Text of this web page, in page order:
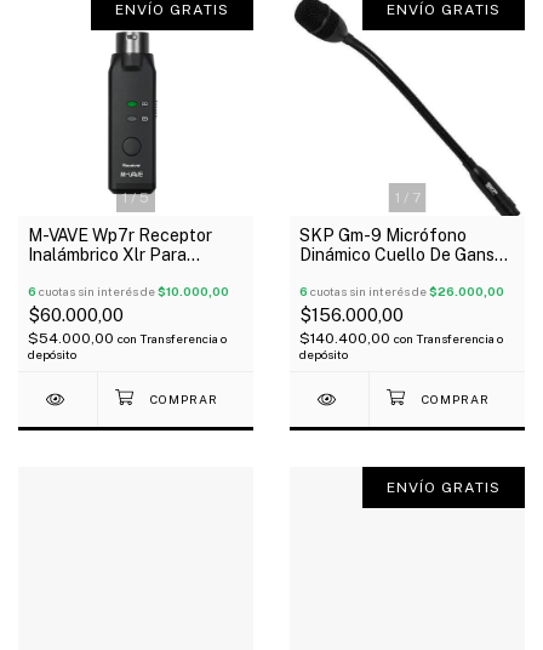
1/5
ENVÍO GRATIS
M-VAVE Wp7r Receptor
Inalámbrico Xlr Para
6 cuotas sin interés de$10.000,00
$60.000,00
$54.000,00 con Transferencia o
depósito
1 / 7
ENVÍO GRATIS
SKP Gm-9 Micrófono
Dinámico Cuello De Ganso
6 cuotas sin interés de$26.000,00
$156.000,00
$140.400,00 con Transferencia o
depósito
ENVÍO GRATIS